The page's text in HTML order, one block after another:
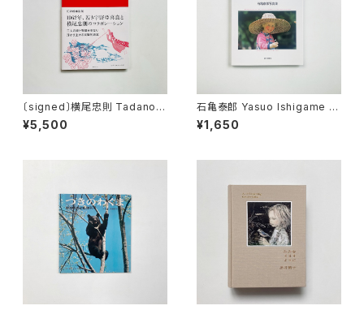
〔signed〕横尾忠則 Tadanori
Yokoo, 宇野亞喜良 Akira Un
o | 海の小娘〈復刻版〉
¥5,500
石亀泰郎 Yasuo Ishigame |
やあ小さな仲間たち part 3
¥1,650